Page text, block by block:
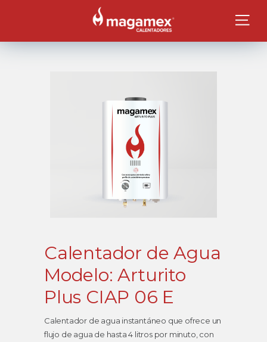
Calentador de Agua
Modelo: Arturito
Plus CIAP 06 E
Calentador de agua instantáneo que ofrece un
flujo de agua de hasta 4 litros por minuto, con